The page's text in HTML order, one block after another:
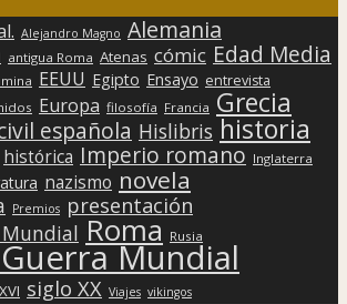
Alejandro Magno Alemania
antigua Roma Atenas cómic Edad Media
EEUU Egipto Ensayo entrevista
Europa filosofía Francia Grecia
española Hislibris historia
histórica Imperio romano Inglaterra
nazismo novela
Premios presentación
Mundial Roma Rusia
Mundial
siglo XX Viajes vikingos